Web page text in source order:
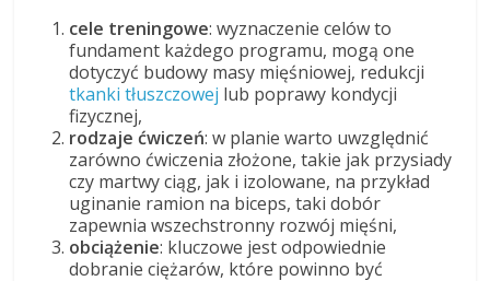
cele treningowe: wyznaczenie celów to
fundament każdego programu, mogą one
dotyczyć budowy masy mięśniowej, redukcji
tkanki tłuszczowej lub poprawy kondycji
fizycznej,
rodzaje ćwiczeń: w planie warto uwzględnić
zarówno ćwiczenia złożone, takie jak przysiady
czy martwy ciąg, jak i izolowane, na przykład
uginanie ramion na biceps, taki dobór
zapewnia wszechstronny rozwój mięśni,
obciążenie: kluczowe jest odpowiednie
dobranie ciężarów, które powinno być